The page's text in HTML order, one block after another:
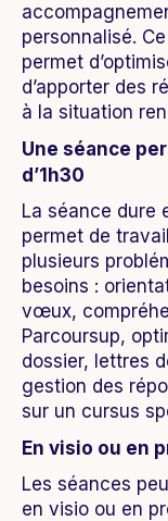
personnalisé.
permet
d’apporter des
à la situation
Une séance
d’1h30
La séance dure
permet de
plusieurs
besoins :
vœux,
Parcoursup,
dossier, lettres
gestion des
sur un cursus
En visio ou en
Les séances
en visio ou en